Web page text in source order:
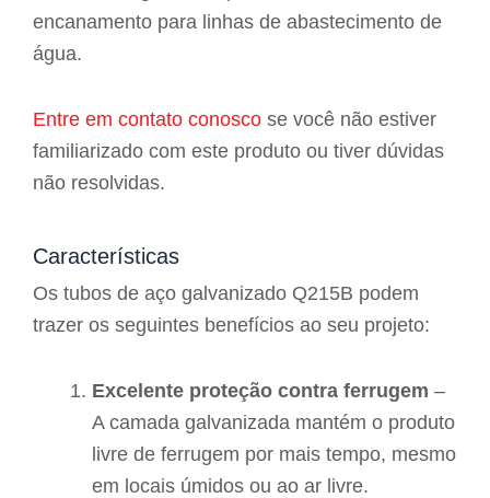
encanamento para linhas de abastecimento de
água.
Entre em contato conosco se você não estiver
familiarizado com este produto ou tiver dúvidas
não resolvidas.
Características
Os tubos de aço galvanizado Q215B podem
trazer os seguintes benefícios ao seu projeto:
Excelente proteção contra ferrugem –
A camada galvanizada mantém o produto
livre de ferrugem por mais tempo, mesmo
em locais úmidos ou ao ar livre.